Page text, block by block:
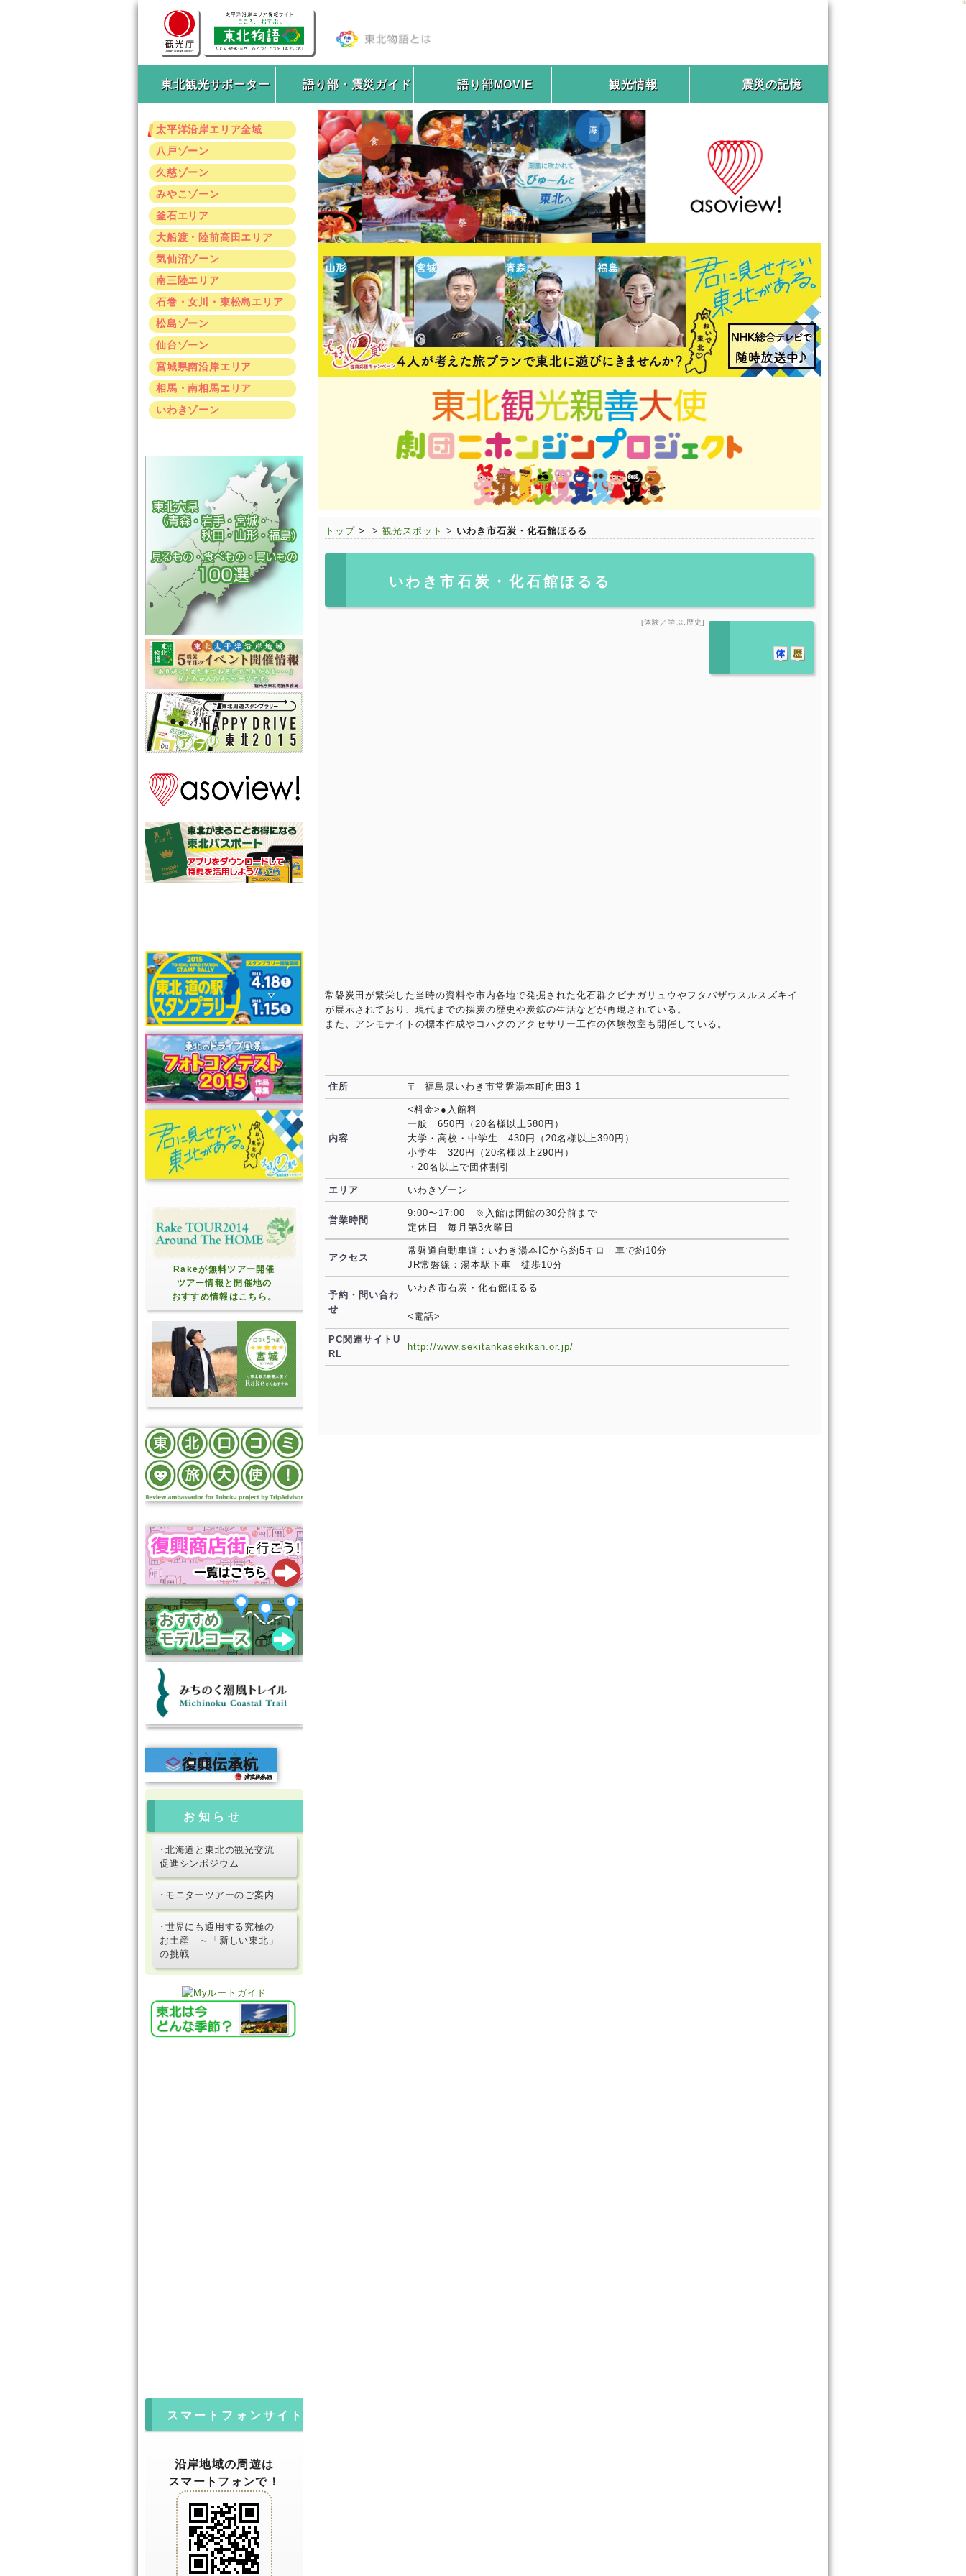
東北観光サポーター 語り部・震災ガイド 語り部MOVIE 観光情報 震災の記憶
太平洋沿岸エリア全域
八戸ゾーン
久慈ゾーン
みやこゾーン
釜石エリア
大船渡・陸前高田エリア
気仙沼ゾーン
南三陸エリア
石巻・女川・東松島エリア
松島ゾーン
仙台ゾーン
宮城県南沿岸エリア
相馬・南相馬エリア
いわきゾーン
Rakeが無料ツアー開催
ツアー情報と開催地の
おすすめ情報はこちら。
お知らせ
･北海道と東北の観光交流
促進シンポジウム
･モニターツアーのご案内
･世界にも通用する究極の
お土産 ～「新しい東北」
の挑戦
スマートフォンサイト
沿岸地域の周遊は
スマートフォンで！
トップ > > 観光スポット > いわき市石炭・化石館ほるる
いわき市石炭・化石館ほるる
[体験／学ぶ,歴史]
常磐炭田が繁栄した当時の資料や市内各地で発掘された化石群クビナガリュウやフタバザウスルスズキイ
が展示されており、現代までの採炭の歴史や炭鉱の生活などが再現されている。
また、アンモナイトの標本作成やコハクのアクセサリー工作の体験教室も開催している。
住所 〒 福島県いわき市常磐湯本町向田3-1
内容
<料金>●入館料
一般 650円（20名様以上580円）
大学・高校・中学生 430円（20名様以上390円）
小学生 320円（20名様以上290円）
・20名以上で団体割引
エリア いわきゾーン
営業時間
9:00〜17:00 ※入館は閉館の30分前まで
定休日 毎月第3火曜日
アクセス
常磐道自動車道：いわき湯本ICから約5キロ 車で約10分
JR常磐線：湯本駅下車 徒歩10分
予約・問い合わ
せ
いわき市石炭・化石館ほるる
<電話>
PC関連サイトU
RL
http://www.sekitankasekikan.or.jp/